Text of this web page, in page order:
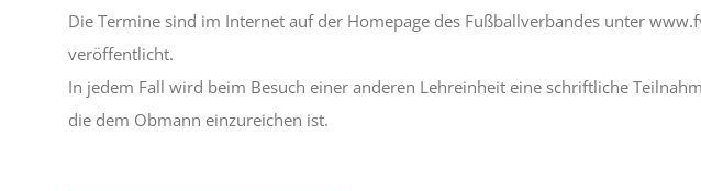
Die Termine sind im Internet auf der Homepage des Fußballverbandes unter
veröffentlicht.
In jedem Fall wird beim Besuch einer anderen Lehreinheit eine schriftliche
die dem Obmann einzureichen ist.